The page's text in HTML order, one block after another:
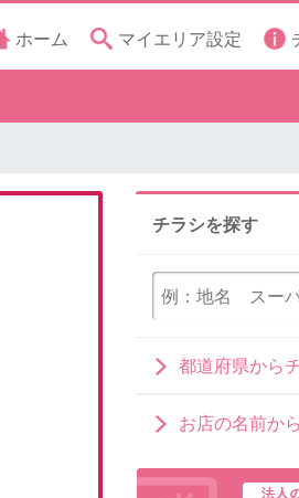
ホーム マイエリア設定
チラシを探す
都道府県から
お店の名前か